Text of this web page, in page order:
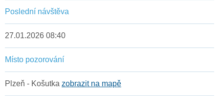
Poslední návštěva
27.01.2026 08:40
Místo pozorování
Plzeň - Košutka zobrazit na mapě